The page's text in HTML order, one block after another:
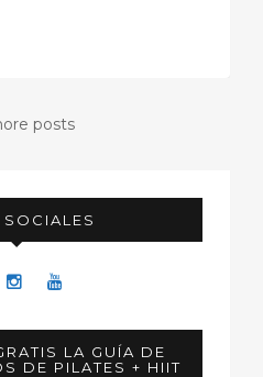
posts
SOCIALES
LA GUÍA DE
DE PILATES + HIIT